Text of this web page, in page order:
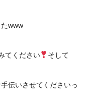
www
てください そして
伝いさせてくださいっ